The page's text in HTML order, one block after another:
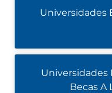
Universidades
Universidades
Becas A